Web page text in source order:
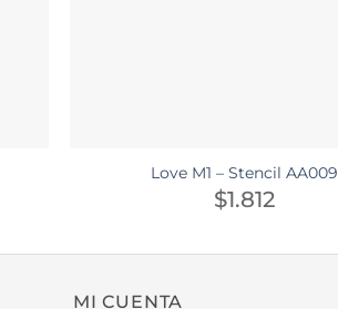
Love M1 – Stencil AA009
$1.812
MI CUENTA